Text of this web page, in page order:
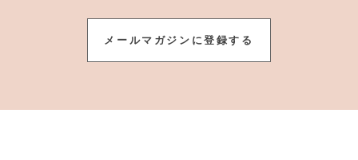
メールマガジンに登録する